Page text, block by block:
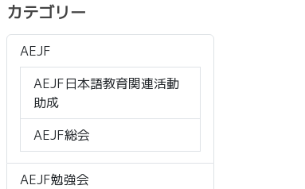
カテゴリー
AEJF
AEJF日本語教育関連活動
助成
AEJF総会
AEJF勉強会